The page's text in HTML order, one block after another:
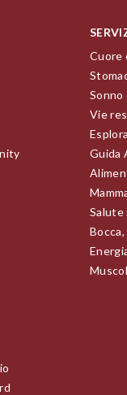
Cuore
Vie
Guida
Salute